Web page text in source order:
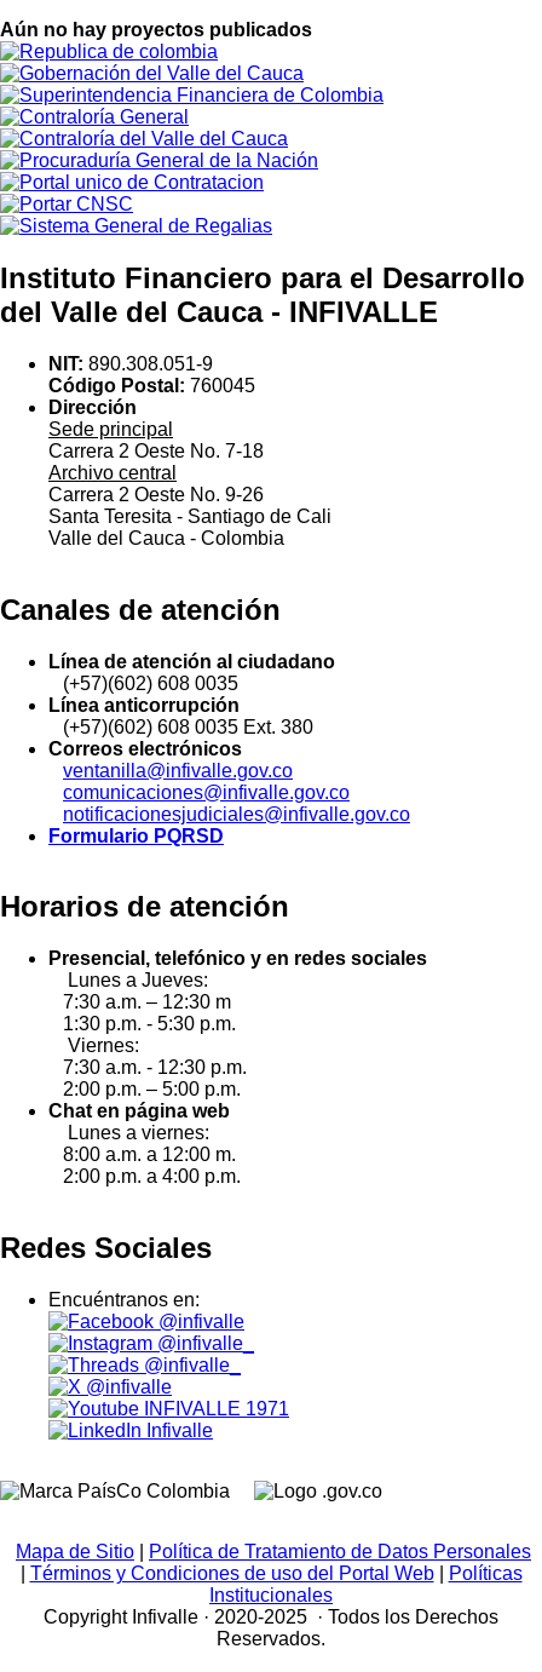
Aún no hay proyectos publicados
Instituto Financiero para el Desarrollo
del Valle del Cauca - INFIVALLE
NIT: 890.308.051-9
Código Postal: 760045
Dirección
Sede principal
Carrera 2 Oeste No. 7-18
Archivo central
Carrera 2 Oeste No. 9-26
Santa Teresita - Santiago de Cali
Valle del Cauca - Colombia
Canales de atención
Línea de atención al ciudadano
(+57)(602) 608 0035
Línea anticorrupción
(+57)(602) 608 0035 Ext. 380
Correos electrónicos
ventanilla@infivalle.gov.co
comunicaciones@infivalle.gov.co
notificacionesjudiciales@infivalle.gov.co
Formulario PQRSD
Horarios de atención
Presencial, telefónico y en redes sociales
Lunes a Jueves:
7:30 a.m. – 12:30 m
1:30 p.m. - 5:30 p.m.
Viernes:
7:30 a.m. - 12:30 p.m.
2:00 p.m. – 5:00 p.m.
Chat en página web
Lunes a viernes:
8:00 a.m. a 12:00 m.
2:00 p.m. a 4:00 p.m.
Redes Sociales
Encuéntranos en:
@infivalle
@infivalle_
@infivalle_
@infivalle
INFIVALLE 1971
Infivalle
Mapa de Sitio
Política de Tratamiento de Datos Personales
Términos y Condiciones de uso del Portal Web|
Políticas
Institucionales
Copyright Infivalle · 2020-2025 · Todos los Derechos
Reservados.